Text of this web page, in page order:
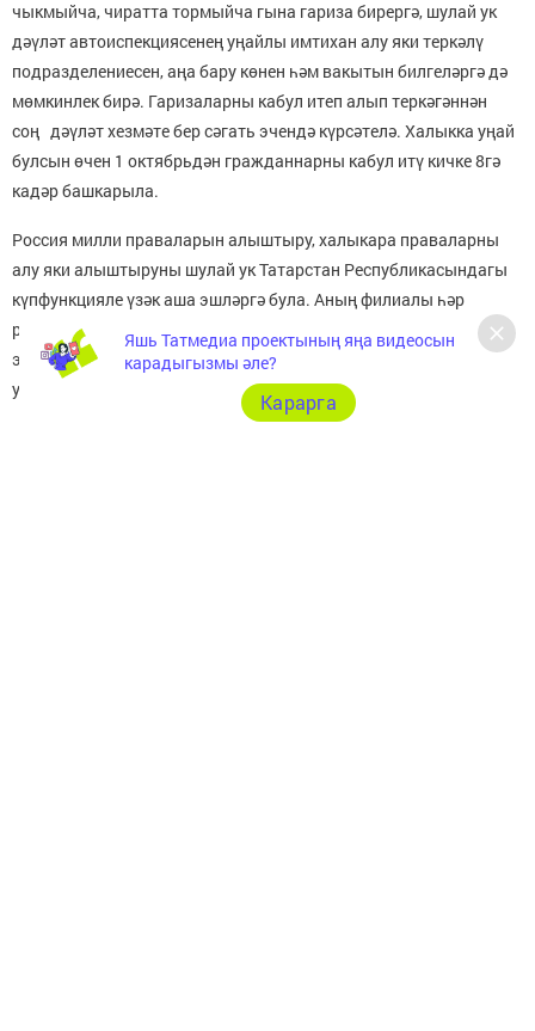
чыкмыйча, чиратта тормыйча гына гариза бирергә, шулай ук
дәүләт автоиспекциясенең уңайлы имтихан алу яки теркәлү
подразделениесен, аңа бару көнен һәм вакытын билгеләргә дә
мөмкинлек бирә. Гаризаларны кабул итеп алып теркәгәннән
соң дәүләт хезмәте бер сәгать эчендә күрсәтелә. Халыкка уңай
булсын өчен 1 октябрьдән гражданнарны кабул итү кичке 8гә
кадәр башкарыла.
Россия милли праваларын алыштыру, халыкара праваларны
алу яки алыштыруны шулай ук Татарстан Республикасындагы
күпфункцияле үзәк аша эшләргә була. Аның филиалы һәр
районда бар. Үзәк гариза алып теркәгәннән соң 15 эш көне
эчендә башкара. Арчада күпфункцияле үзәк Галактионов
урамы, 27 йортта урнашкан.
Яшь Татмедиа проектының яңа видеосын
карадыгызмы әле?
Карарга